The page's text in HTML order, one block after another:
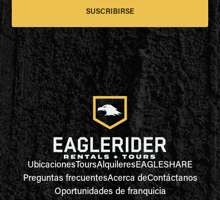
SUSCRIBIRSE
UbicacionesToursAlquileresEAGLESHARE
Preguntas frecuentesAcerca deContáctanos
Oportunidades de franquicia